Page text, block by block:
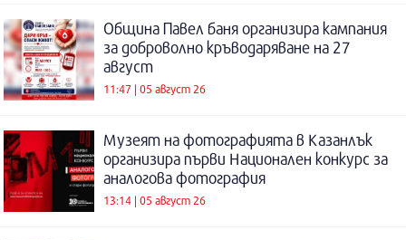
Община Павел баня организира кампания
за доброволно кръводаряване на 27
август
11:47 | 05 август 26
Музеят на фотографията в Казанлък
организира първи Национален конкурс за
аналогова фотография
13:14 | 05 август 26